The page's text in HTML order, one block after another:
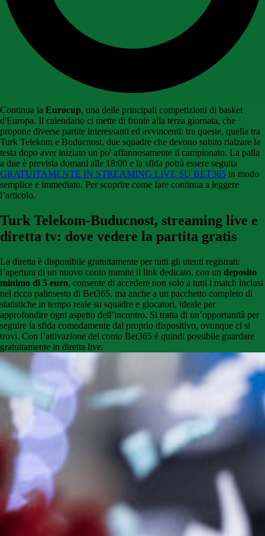
Continua la Eurocup, una delle principali competizioni di basket
d'Europa. Il calendario ci mette di fronte alla terza giornata, che
propone diverse partite interessanti ed avvincenti: tra queste, quella tra
Turk Telekom e Buducnost, due squadre che devono subito rialzare la
testa dopo aver iniziato un po' affannosamente il campionato. La palla
a due è prevista domani alle 18:00 e la sfida potrà essere seguita
GRATUITAMENTE IN STREAMING LIVE SU BET365 in modo
semplice e immediato. Per scoprire come fare continua a leggere
l’articolo.
Turk Telekom-Buducnost, streaming live e
diretta tv: dove vedere la partita gratis
La diretta è disponibile gratuitamente per tutti gli utenti registrati:
l’apertura di un nuovo conto tramite il link dedicato, con un deposito
minimo di 5 euro, consente di accedere non solo a tutti i match inclusi
nel ricco palinsesto di Bet365, ma anche a un pacchetto completo di
statistiche in tempo reale su squadre e giocatori, ideale per
approfondire ogni aspetto dell’incontro. Si tratta di un’opportunità per
seguire la sfida comodamente dal proprio dispositivo, ovunque ci si
trovi. Con l’attivazione del conto Bet365 è quindi possibile guardare
gratuitamente in diretta live.